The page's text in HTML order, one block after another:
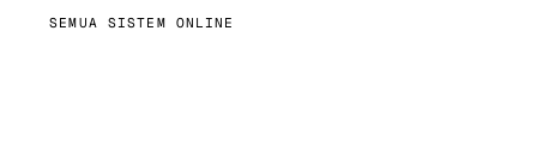
SEMUA SISTEM ONLINE